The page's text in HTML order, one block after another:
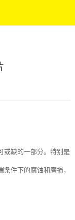
或缺的一部分。特别是
件下的腐蚀和磨损，